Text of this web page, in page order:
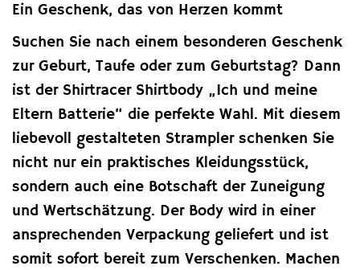
Ein Geschenk, das von Herzen kommt
Suchen Sie nach einem besonderen Geschenk
zur Geburt, Taufe oder zum Geburtstag? Dann
ist der Shirtracer Shirtbody „Ich und meine
Eltern Batterie“ die perfekte Wahl. Mit diesem
liebevoll gestalteten Strampler schenken Sie
nicht nur ein praktisches Kleidungsstück,
sondern auch eine Botschaft der Zuneigung
und Wertschätzung. Der Body wird in einer
ansprechenden Verpackung geliefert und ist
somit sofort bereit zum Verschenken. Machen